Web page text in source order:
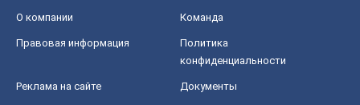
О компании Команда
Правовая информация
Политика
конфиденциальности
Реклама на сайте Документы